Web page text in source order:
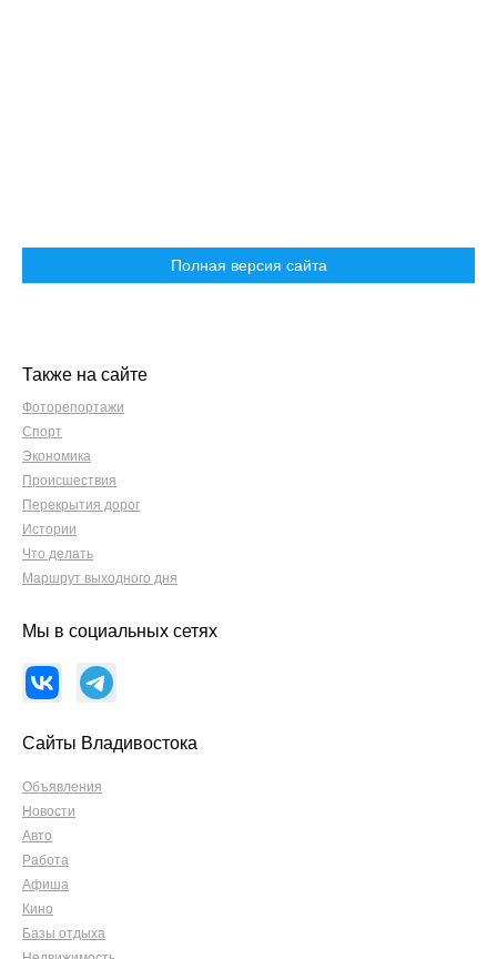
Полная версия сайта
Также на сайте
Фоторепортажи
Спорт
Экономика
Происшествия
Перекрытия дорог
Истории
Что делать
Маршрут выходного дня
Мы в социальных сетях
Сайты Владивостока
Объявления
Новости
Авто
Работа
Афиша
Кино
Базы отдыха